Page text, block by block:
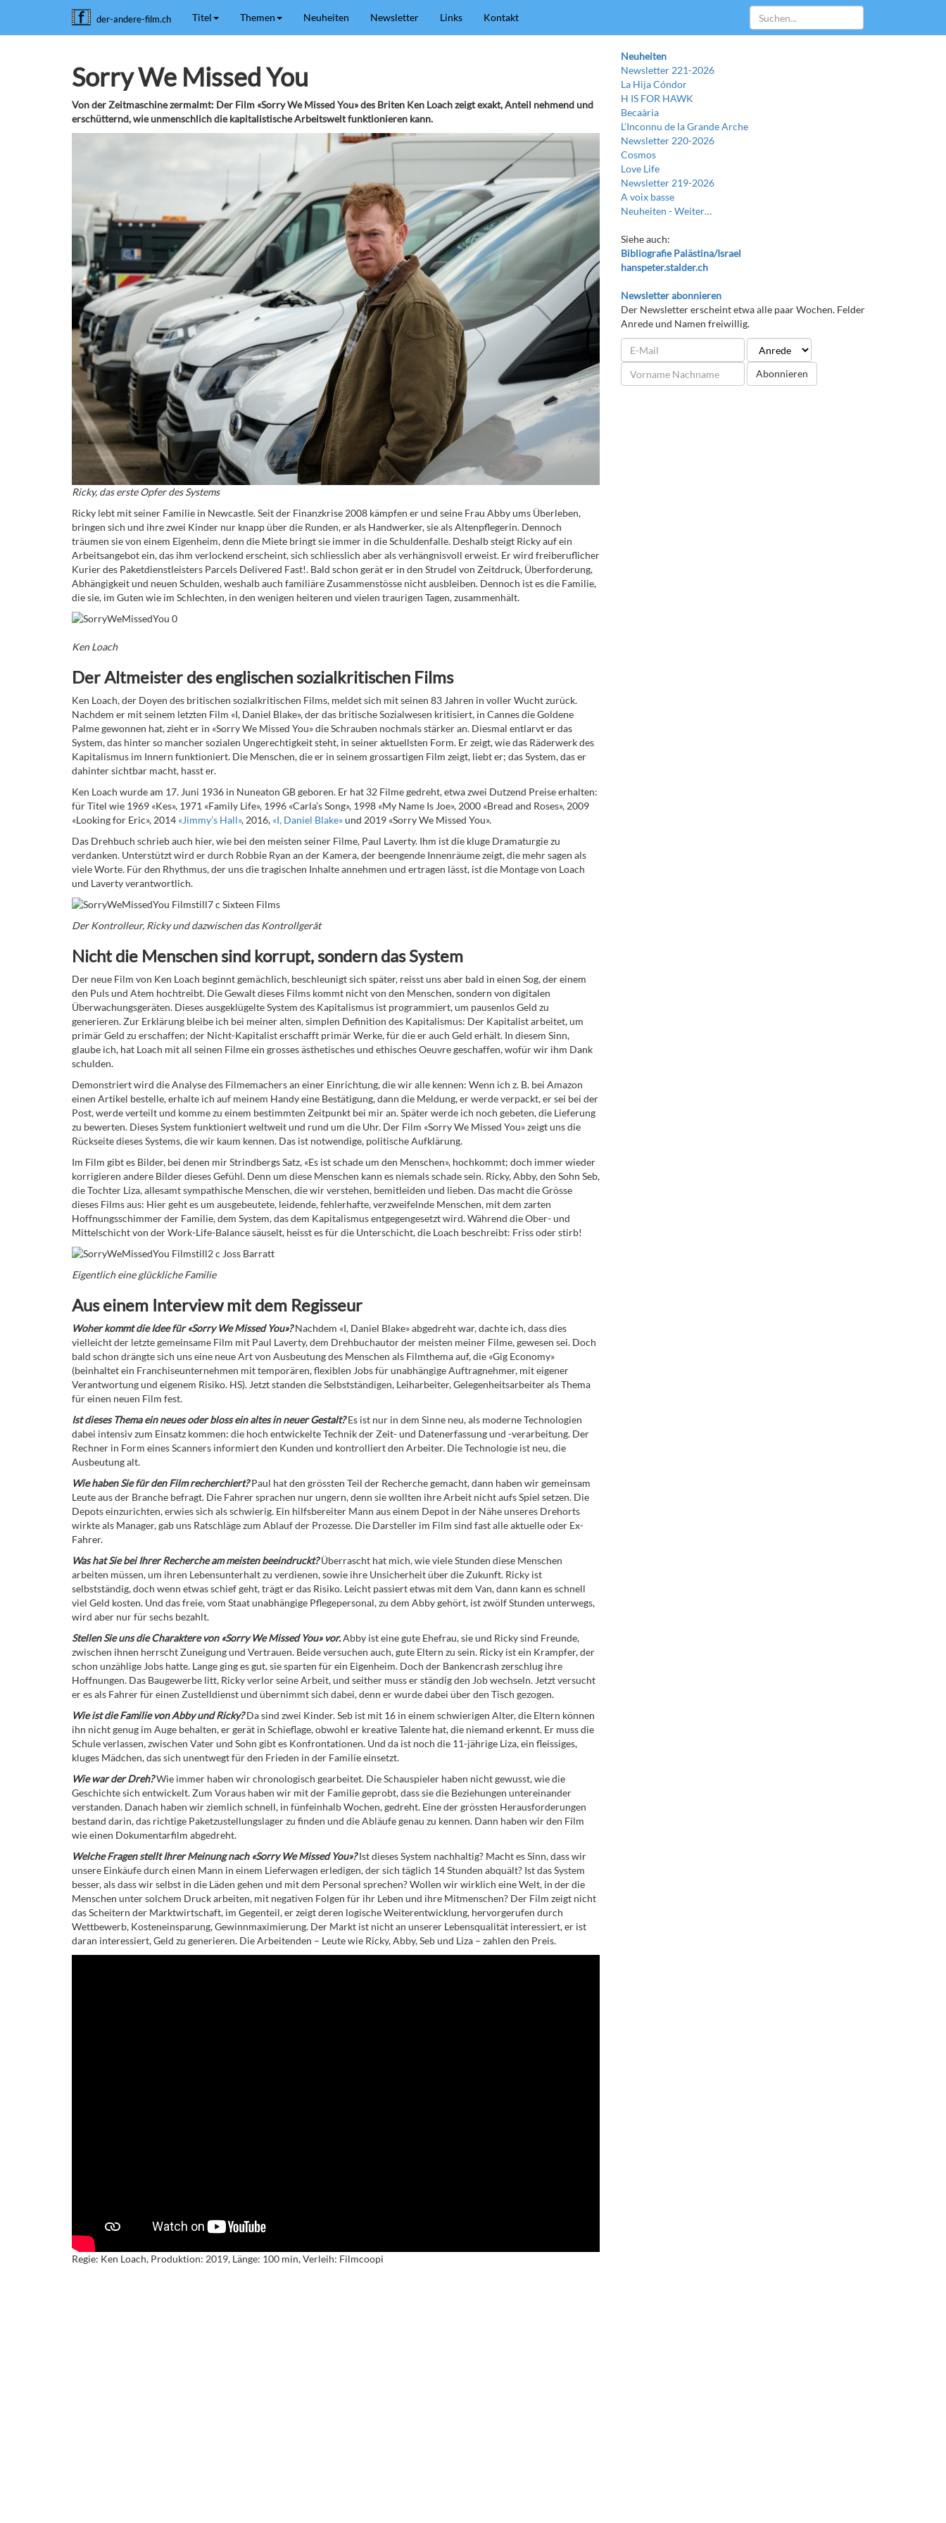
der-andere-film.ch Titel Themen Neuheiten Newsletter Links Kontakt
Sorry We Missed You
Von der Zeitmaschine zermalmt: Der Film «Sorry We Missed You» des Briten Ken Loach zeigt exakt, Anteil nehmend und
erschütternd, wie unmenschlich die kapitalistische Arbeitswelt funktionieren kann.
Ricky, das erste Opfer des Systems
Ricky lebt mit seiner Familie in Newcastle. Seit der Finanzkrise 2008 kämpfen er und seine Frau Abby ums Überleben,
bringen sich und ihre zwei Kinder nur knapp über die Runden, er als Handwerker, sie als Altenpflegerin. Dennoch
träumen sie von einem Eigenheim, denn die Miete bringt sie immer in die Schuldenfalle. Deshalb steigt Ricky auf ein
Arbeitsangebot ein, das ihm verlockend erscheint, sich schliesslich aber als verhängnisvoll erweist. Er wird freiberuflicher
Kurier des Paketdienstleisters Parcels Delivered Fast!. Bald schon gerät er in den Strudel von Zeitdruck, Überforderung,
Abhängigkeit und neuen Schulden, weshalb auch familiäre Zusammenstösse nicht ausbleiben. Dennoch ist es die Familie,
die sie, im Guten wie im Schlechten, in den wenigen heiteren und vielen traurigen Tagen, zusammenhält.
Ken Loach
Der Altmeister des englischen sozialkritischen Films
Ken Loach, der Doyen des britischen sozialkritischen Films, meldet sich mit seinen 83 Jahren in voller Wucht zurück.
Nachdem er mit seinem letzten Film «I, Daniel Blake», der das britische Sozialwesen kritisiert, in Cannes die Goldene
Palme gewonnen hat, zieht er in «Sorry We Missed You» die Schrauben nochmals stärker an. Diesmal entlarvt er das
System, das hinter so mancher sozialen Ungerechtigkeit steht, in seiner aktuellsten Form. Er zeigt, wie das Räderwerk des
Kapitalismus im Innern funktioniert. Die Menschen, die er in seinem grossartigen Film zeigt, liebt er; das System, das er
dahinter sichtbar macht, hasst er.
Ken Loach wurde am 17. Juni 1936 in Nuneaton GB geboren. Er hat 32 Filme gedreht, etwa zwei Dutzend Preise erhalten:
für Titel wie 1969 «Kes», 1971 «Family Life», 1996 «Carla’s Song», 1998 «My Name Is Joe», 2000 «Bread and Roses», 2009
«Looking for Eric», 2014 «Jimmy’s Hall», 2016, «I, Daniel Blake»und 2019 «Sorry We Missed You».
Das Drehbuch schrieb auch hier, wie bei den meisten seiner Filme, Paul Laverty. Ihm ist die kluge Dramaturgie zu
verdanken. Unterstützt wird er durch Robbie Ryan an der Kamera, der beengende Innenräume zeigt, die mehr sagen als
viele Worte. Für den Rhythmus, der uns die tragischen Inhalte annehmen und ertragen lässt, ist die Montage von Loach
und Laverty verantwortlich.
Der Kontrolleur, Rickyund dazwischen das Kontrollgerät
Nicht die Menschen sind korrupt, sondern das System
Der neue Film von Ken Loach beginnt gemächlich, beschleunigt sich später, reisst uns aber bald in einen Sog, der einem
den Puls und Atem hochtreibt. Die Gewalt dieses Films kommt nicht von den Menschen, sondern von digitalen
Überwachungsgeräten. Diesesausgeklügelte System des Kapitalismus ist programmiert, um pausenlos Geld zu
generieren. Zur Erklärung bleibe ich bei meiner alten, simplen Definition des Kapitalismus: Der Kapitalist arbeitet, um
primär Geld zu erschaffen; der Nicht-Kapitalist erschafft primär Werke, für die er auch Geld erhält. In diesem Sinn,
glaube ich, hat Loach mit all seinen Filme ein grosses ästhetisches und ethisches Oeuvre geschaffen, wofür wir ihm Dank
schulden.
Demonstriert wird die Analyse des Filmemachers an einer Einrichtung, die wir alle kennen: Wenn ich z. B. bei Amazon
einen Artikel bestelle, erhalte ich auf meinem Handy eine Bestätigung, dann die Meldung, er werde verpackt, er sei bei der
Post, werde verteilt und komme zu einem bestimmten Zeitpunkt bei mir an. Später werde ich noch gebeten, die Lieferung
zu bewerten. Dieses System funktioniert weltweit und rund um die Uhr. Der Film «Sorry We Missed You» zeigt uns die
Rückseite dieses Systems, die wir kaum kennen. Das ist notwendige, politische Aufklärung.
Im Film gibt es Bilder, bei denen mir Strindbergs Satz, «Es ist schade um den Menschen», hochkommt; doch immer wieder
korrigieren andere Bilder dieses Gefühl. Denn um diese Menschen kann es niemals schade sein. Ricky, Abby, den Sohn Seb,
die Tochter Liza, allesamt sympathische Menschen, die wir verstehen, bemitleiden und lieben. Das macht die Grösse
dieses Films aus: Hier geht es um ausgebeutete, leidende, fehlerhafte, verzweifelnde Menschen, mit dem zarten
Hoffnungsschimmer der Familie, dem System, das dem Kapitalismus entgegengesetzt wird.Während die Ober- und
Mittelschicht von der Work-Life-Balance säuselt, heisst es für die Unterschicht, die Loach beschreibt: Friss oder stirb!
Eigentlich eine glückliche Familie
Aus einem Interview mit dem Regisseur
Woher kommt die Idee für «Sorry We Missed You»?Nachdem «I, Daniel Blake» abgedreht war, dachte ich, dass dies
vielleicht der letzte gemeinsame Film mit Paul Laverty, dem Drehbuchautor der meisten meiner Filme, gewesen sei. Doch
bald schon drängte sich uns eine neue Art von Ausbeutung des Menschen als Filmthema auf, die «Gig Economy»
(beinhaltet ein Franchiseunternehmen mit temporären, flexiblen Jobs für unabhängige Auftragnehmer, mit eigener
Verantwortung und eigenem Risiko. HS). Jetzt standen die Selbstständigen, Leiharbeiter, Gelegenheitsarbeiter als Thema
für einen neuen Film fest.
Ist dieses Thema ein neues oder bloss ein altes in neuer Gestalt?Es ist nur in dem Sinne neu, als moderne Technologien
dabei intensiv zum Einsatz kommen: die hoch entwickelte Technik der Zeit- und Datenerfassung und -verarbeitung. Der
Rechner in Form eines Scanners informiert den Kunden und kontrolliert den Arbeiter. Die Technologie ist neu, die
Ausbeutung alt.
Wie haben Sie für den Film recherchiert?Paul hat den grössten Teil der Recherche gemacht, dann haben wir gemeinsam
Leute aus der Branche befragt. Die Fahrer sprachen nur ungern, denn sie wollten ihre Arbeit nicht aufs Spiel setzen. Die
Depots einzurichten, erwies sich als schwierig. Ein hilfsbereiter Mann aus einem Depot in der Nähe unseres Drehorts
wirkte als Manager, gab uns Ratschläge zum Ablauf der Prozesse. Die Darsteller im Film sind fast alle aktuelle oder Ex-
Fahrer.
Was hat Sie bei Ihrer Recherche am meisten beeindruckt?Überrascht hat mich, wie viele Stunden diese Menschen
arbeiten müssen, um ihren Lebensunterhalt zu verdienen, sowie ihre Unsicherheit über die Zukunft. Ricky ist
selbstständig, doch wenn etwas schief geht, trägt er das Risiko. Leicht passiert etwas mit dem Van, dann kann es schnell
viel Geld kosten. Und das freie, vom Staat unabhängige Pflegepersonal, zu dem Abby gehört, ist zwölf Stunden unterwegs,
wird aber nur für sechs bezahlt.
Stellen Sie uns die Charaktere von «Sorry We Missed You» vor.Abby ist eine gute Ehefrau, sieund Ricky sind Freunde,
zwischen ihnen herrscht Zuneigung und Vertrauen. Beide versuchen auch, gute Eltern zu sein. Ricky ist ein Krampfer, der
schon unzählige Jobs hatte. Lange ging es gut, sie sparten für ein Eigenheim. Doch der Bankencrash zerschlug ihre
Hoffnungen. Das Baugewerbe litt, Ricky verlor seine Arbeit, und seither muss er ständig den Job wechseln. Jetzt versucht
er es als Fahrer für einen Zustelldienst und übernimmt sich dabei, denn er wurde dabei über den Tisch gezogen.
Wie ist die Familie von Abby und Ricky?Da sind zwei Kinder. Seb ist mit 16 in einem schwierigen Alter, die Eltern können
ihn nicht genug im Auge behalten, er gerät in Schieflage, obwohl er kreative Talente hat, die niemand erkennt. Er muss die
Schule verlassen, zwischen Vater und Sohn gibt es Konfrontationen. Und da ist noch die 11-jährige Liza, ein fleissiges,
kluges Mädchen, das sich unentwegt für den Frieden in der Familie einsetzt.
Wie war der Dreh?Wie immer haben wir chronologisch gearbeitet. Die Schauspieler haben nicht gewusst, wie die
Geschichte sich entwickelt. Zum Voraus haben wir mit der Familie geprobt, dass sie die Beziehungen untereinander
verstanden. Danach haben wir ziemlich schnell, in fünfeinhalb Wochen, gedreht. Eine der grössten Herausforderungen
bestand darin, das richtige Paketzustellungslager zu finden und die Abläufe genau zu kennen. Dann haben wir den Film
wie einen Dokumentarfilm abgedreht.
Welche Fragen stellt Ihrer Meinung nach «Sorry We Missed You»?Ist dieses System nachhaltig? Macht es Sinn, dass wir
unsere Einkäufe durch einen Mann in einem Lieferwagen erledigen, der sich täglich 14 Stunden abquält? Ist das System
besser, als dass wir selbst in die Läden gehen und mit dem Personal sprechen? Wollen wir wirklich eine Welt, in der die
Menschen unter solchem Druck arbeiten, mit negativen Folgen für ihr Leben und ihre Mitmenschen? Der Film zeigt nicht
das Scheitern der Marktwirtschaft, im Gegenteil, er zeigt deren logische Weiterentwicklung, hervorgerufen durch
Wettbewerb, Kosteneinsparung, Gewinnmaximierung. Der Markt ist nicht an unserer Lebensqualität interessiert, er ist
daran interessiert, Geld zu generieren. Die Arbeitenden – Leute wie Ricky, Abby, Seb und Liza – zahlen den Preis.
Regie: Ken Loach, Produktion: 2019, Länge: 100 min, Verleih: Filmcoopi
Neuheiten
Newsletter 221-2026
La Hija Cóndor
H IS FOR HAWK
Becaària
L’Inconnu de la Grande Arche
Newsletter 220-2026
Cosmos
Love Life
Newsletter 219-2026
A voix basse
Neuheiten -Weiter…
Siehe auch:
Bibliografie Palästina/Israel
hanspeter.stalder.ch
Newsletter abonnieren
Der Newsletter erscheint etwa alle paar Wochen. Felder
Anrede und Namen freiwillig.
Abonnieren